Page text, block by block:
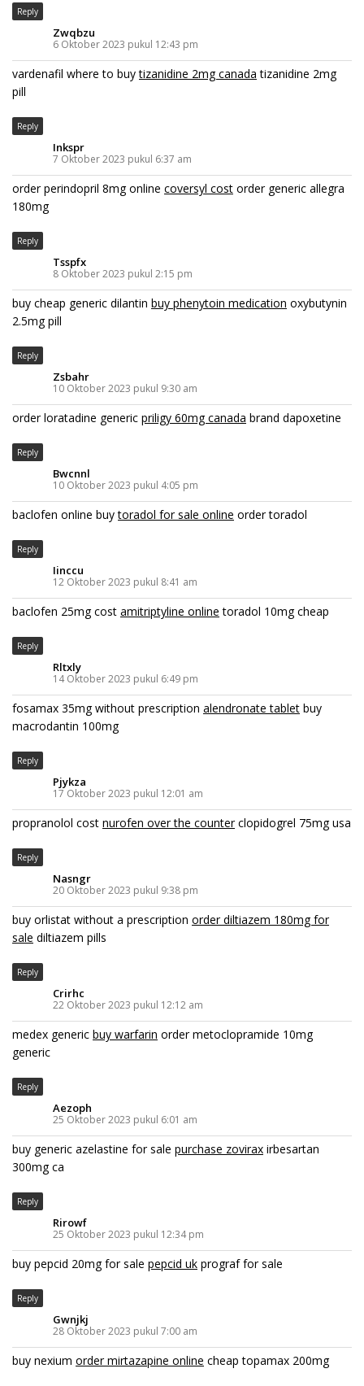
Reply
Zwqbzu
6 Oktober 2023 pukul 12:43 pm
vardenafil where to buytizanidine 2mg canada tizanidine 2mg
pill
Reply
Inkspr
7 Oktober 2023 pukul 6:37 am
order perindopril 8mg online coversyl cost order generic allegra
180mg
Reply
Tsspfx
8 Oktober 2023 pukul 2:15 pm
buy cheap generic dilantin buy phenytoin medication oxybutynin
2.5mg pill
Reply
Zsbahr
10 Oktober 2023 pukul 9:30 am
order loratadine generic priligy 60mg canada brand dapoxetine
Reply
Bwcnnl
10 Oktober 2023 pukul 4:05 pm
baclofen online buytoradol for sale online order toradol
Reply
Iinccu
12 Oktober 2023 pukul 8:41 am
baclofen 25mg cost amitriptyline online toradol 10mg cheap
Reply
Rltxly
14 Oktober 2023 pukul 6:49 pm
fosamax 35mg without prescription alendronate tablet buy
macrodantin 100mg
Reply
Pjykza
17 Oktober 2023 pukul 12:01 am
propranolol cost nurofen over the counterclopidogrel 75mg usa
Reply
Nasngr
20 Oktober 2023 pukul 9:38 pm
buy orlistat without a prescription order diltiazem 180mg for
sale diltiazem pills
Reply
Crirhc
22 Oktober 2023 pukul 12:12 am
medex generic buy warfarin order metoclopramide 10mg
generic
Reply
Aezoph
25 Oktober 2023 pukul 6:01 am
buy generic azelastine for sale purchase zovirax irbesartan
300mg ca
Reply
Rirowf
25 Oktober 2023 pukul 12:34 pm
buy pepcid 20mg for sale pepcid uk prograf for sale
Reply
Gwnjkj
28 Oktober 2023 pukul 7:00 am
buy nexium order mirtazapine online cheap topamax 200mg